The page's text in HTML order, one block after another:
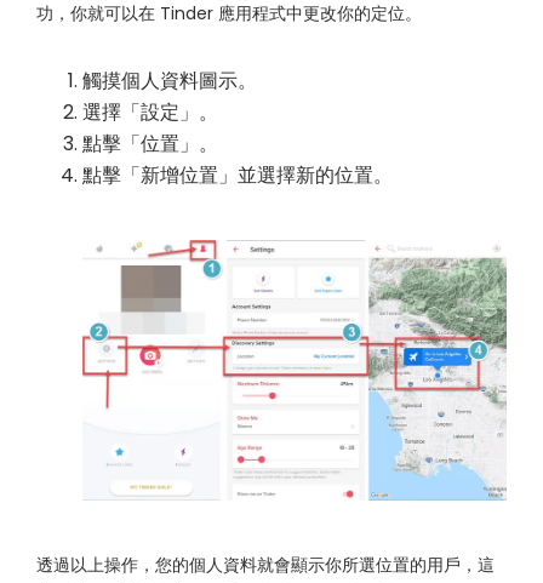
功，你就可以在 Tinder 應用程式中更改你的定位。
觸摸個人資料圖示。
選擇「設定」。
點擊「位置」。
點擊「新增位置」並選擇新的位置。
透過以上操作，您的個人資料就會顯示你所選位置的用戶，這